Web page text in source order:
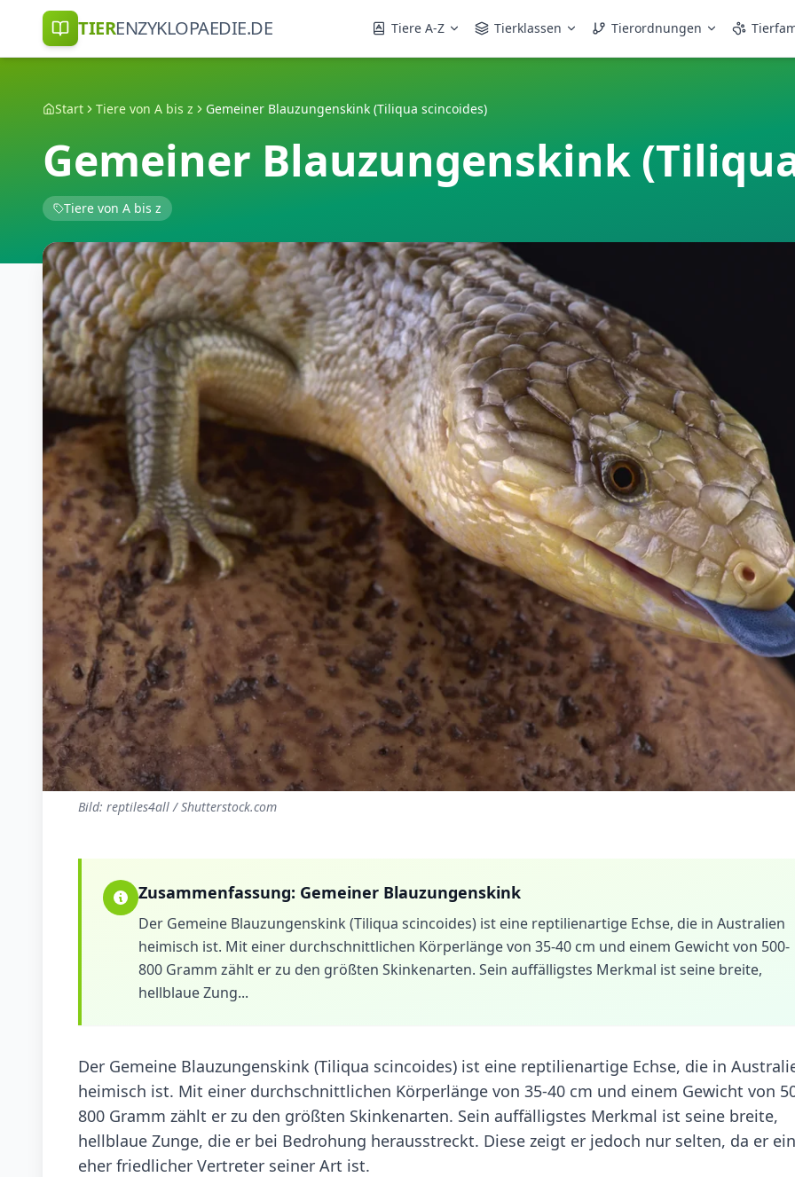
TIERENZYKLOPAEDIE.DE Tiere A-Z Tierklassen Tierordnungen
Start Tiere von A bis z Gemeiner Blauzungenskink (Tiliqua scincoides)
Gemeiner Blauzungenskink
Tiere von A bis z
Bild: reptiles4all / Shutterstock.com
Zusammenfassung: Gemeiner Blauzungenskink
Der Gemeine Blauzungenskink (Tiliqua scincoides) ist eine reptilienartige Echse, die in Australien
heimisch ist. Mit einer durchschnittlichen Körperlänge von 35-40 cm und einem Gewicht von 500-
800 Gramm zählt er zu den größten Skinkenarten. Sein auffälligstes Merkmal ist seine breite,
hellblaue Zung...
Der Gemeine Blauzungenskink (Tiliqua scincoides) ist eine reptilienartige Echse, die in
heimisch ist. Mit einer durchschnittlichen Körperlänge von 35-40 cm und einem Gewicht von
800 Gramm zählt er zu den größten Skinkenarten. Sein auffälligstes Merkmal ist seine breite,
hellblaue Zunge, die er bei Bedrohung herausstreckt. Diese zeigt er jedoch nur selten, da er ein
eher friedlicher Vertreter seiner Art ist.